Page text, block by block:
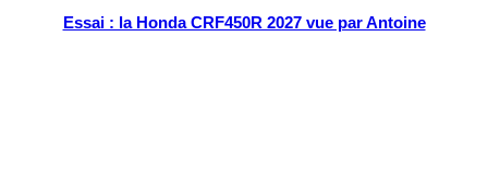
Essai : la Honda CRF450R 2027 vue par Antoine